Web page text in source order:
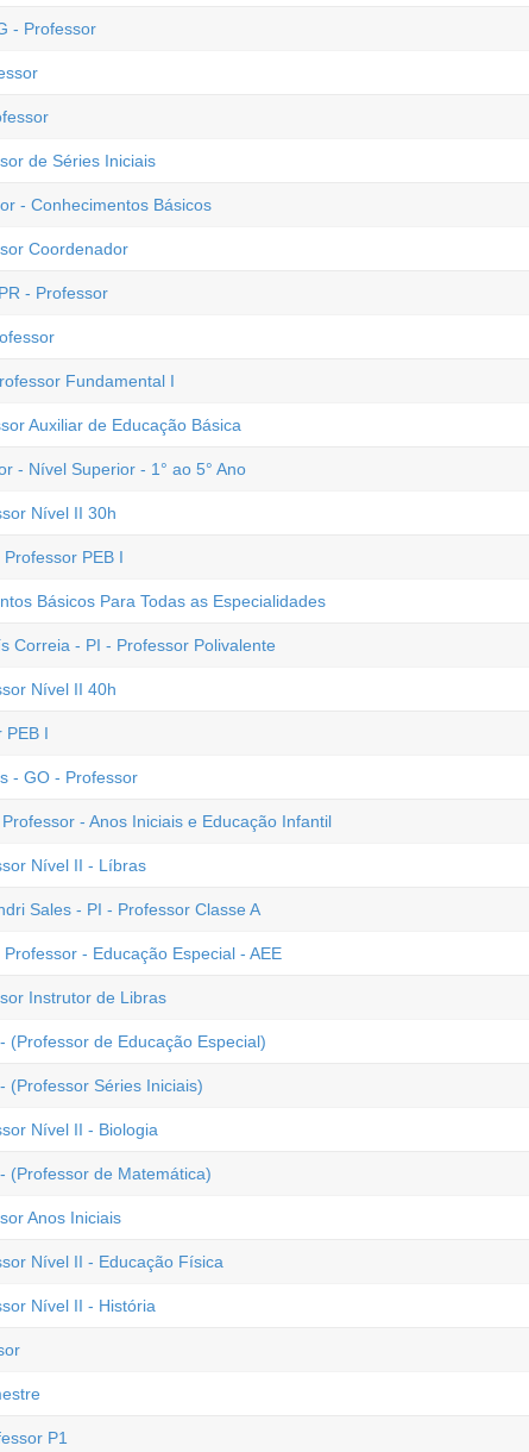
- Professor
de Séries Iniciais
- Conhecimentos Básicos
Coordenador
- Professor
Fundamental I
Auxiliar de Educação Básica
- Nível Superior - 1° ao 5° Ano
Nível II 30h
PEB I
Básicos Para Todas as Especialidades
Correia - PI - Professor Polivalente
Nível II 40h
PEB I
- GO - Professor
- Anos Iniciais e Educação Infantil
Nível II - Líbras
Sales - PI - Professor Classe A
- Educação Especial - AEE
Instrutor de Libras
(Professor de Educação Especial)
(Professor Séries Iniciais)
Nível II - Biologia
(Professor de Matemática)
Anos Iniciais
Nível II - Educação Física
Nível II - História
P1